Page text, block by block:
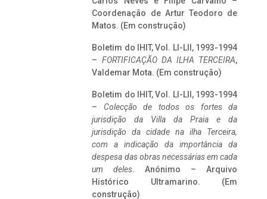
Coordenação de Artur Teodoro de
Matos. (Em construção)
Boletim do IHIT, Vol. LI-LII, 1993-1994
– FORTIFICAÇÃO DA ILHA TERCEIRA,
Valdemar Mota. (Em construção)
Boletim do IHIT, Vol. LI-LII, 1993-1994
– Colecção de todos os fortes da
jurisdição da Villa da Praia e da
jurisdição da cidade na ilha Terceira,
com a indicação da importância da
despesa das obras necessárias em cada
um deles. Anónimo – Arquivo
Histórico Ultramarino. (Em
construção)